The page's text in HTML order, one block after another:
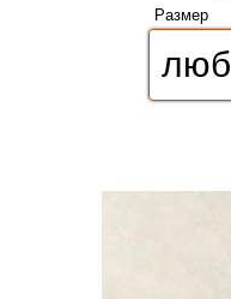
Размер